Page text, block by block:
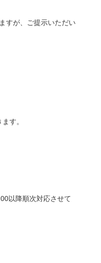
すが、ご提示いただい
す。
以降順次対応させて